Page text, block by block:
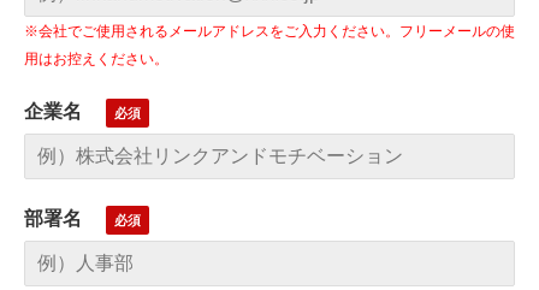
※会社でご使用されるメールアドレスをご入力ください。フリーメールの使
用はお控えください。
企業名
部署名